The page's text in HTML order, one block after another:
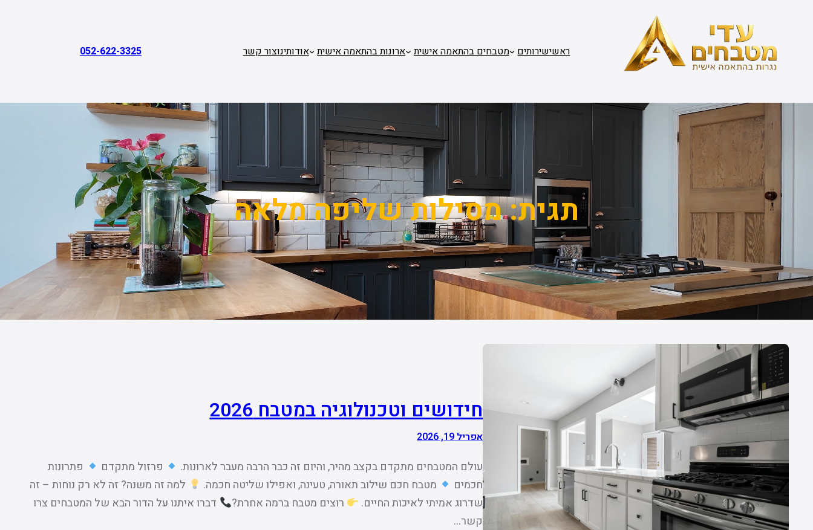
ראשישירותים מטבחים בהתאמה אישית ארונות בהתאמה אישית אודותינוצור קשר 052-622-3325
תגית:מסילות שליפה מלאה
חידושים וטכנולוגיה במטבח 2026
אפריל 19, 2026
עולם המטבחים מתקדם בקצב מהיר, והיום זה כבר הרבה מעבר לארונות. פרזול מתקדם
פתרונות
חכמים
מטבח חכם שילוב תאורה, טעינה, ואפילו שליטה חכמה.
למה זה משנה? זה לא רק נוחות – זה
שדרוג אמיתי לאיכות החיים.
רוצים מטבח ברמה אחרת?
דברו איתנו על הדור הבא של המטבחים צרו
קשר…